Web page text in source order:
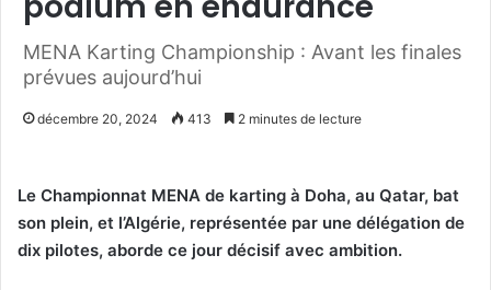
MENA Karting Championship : Avant les finales
prévues aujourd’hui
décembre 20, 2024 413 2 minutes de lecture
Le Championnat MENA de karting à Doha, au Qatar, bat
son plein, et l’Algérie, représentée par une délégation de
dix pilotes, aborde ce jour décisif avec ambition.